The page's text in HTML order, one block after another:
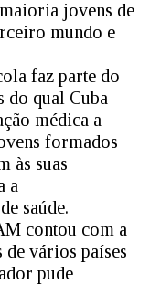
jovens de
mundo e
faz parte do
do qual Cuba
médica a
formados
às suas
a
saúde.
contou com a
vários países
pude